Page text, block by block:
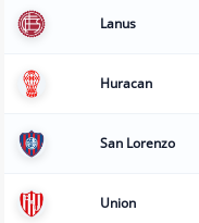
Lanus
Huracan
San Lorenzo
Union